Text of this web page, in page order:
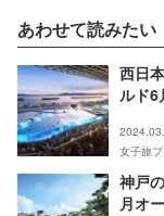
あわせて読みたい
西日
ルド6
女子旅
神戸
月オ